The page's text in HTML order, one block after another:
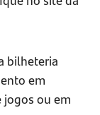
bilheteria
em
jogos ou em